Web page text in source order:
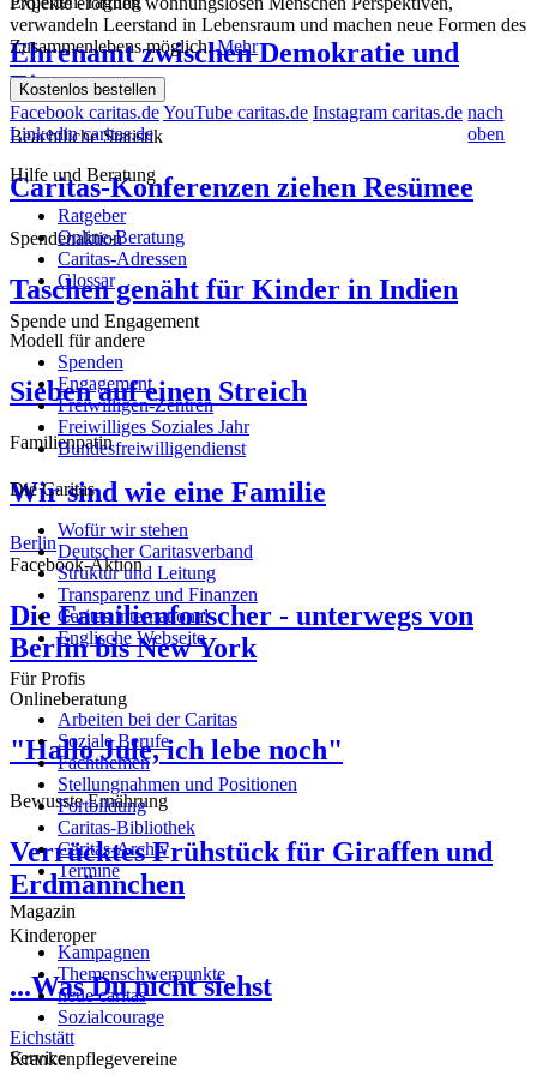
Ehrenamt zwischen Demokratie und
Eigennutz
Beachtliche Statistik
Caritas-Konferenzen ziehen Resümee
Spendenaktion
Taschen genäht für Kinder in Indien
Modell für andere
Sieben auf einen Streich
Familienpatin
Wir sind wie eine Familie
Berlin
Facebook-Aktion
Die Familienforscher - unterwegs von
Berlin bis New York
Onlineberatung
"Hallo Jule, ich lebe noch"
Bewusste Ernährung
Verrücktes Frühstück für Giraffen und
Erdmännchen
Kinderoper
...Was Du nicht siehst
Eichstätt
Krankenpflegevereine
verwandeln Leerstand in Lebensraum und machen neue Formen des
Zusammenlebens möglich.Mehr
Kostenlos bestellen
Facebook caritas.deYouTube caritas.de Instagram caritas.de
Linkedin caritas.de
nach
oben
Hilfe und Beratung
Ratgeber
Online-Beratung
Caritas-Adressen
Glossar
Spende und Engagement
Spenden
Engagement
Freiwilligen-Zentren
Freiwilliges Soziales Jahr
Bundesfreiwilligendienst
Die Caritas
Wofür wir stehen
Deutscher Caritasverband
Struktur und Leitung
Transparenz und Finanzen
Caritas international
Englische Webseite
Für Profis
Arbeiten bei der Caritas
Soziale Berufe
Fachthemen
Stellungnahmen und Positionen
Fortbildung
Caritas-Bibliothek
Caritas-Archiv
Termine
Magazin
Kampagnen
Themenschwerpunkte
neue caritas
Sozialcourage
Service